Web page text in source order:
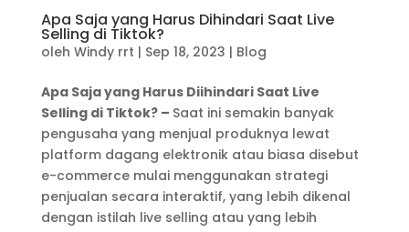
Apa Saja yang Harus Dihindari Saat Live
Selling di Tiktok?
oleh Windy rrt | Sep 18, 2023 | Blog
Apa Saja yang Harus Diihindari Saat Live
Selling di Tiktok? – Saat ini semakin banyak
pengusaha yang menjual produknya lewat
platform dagang elektronik atau biasa disebut
e-commerce mulai menggunakan strategi
penjualan secara interaktif, yang lebih dikenal
dengan istilah live selling atau yang lebih